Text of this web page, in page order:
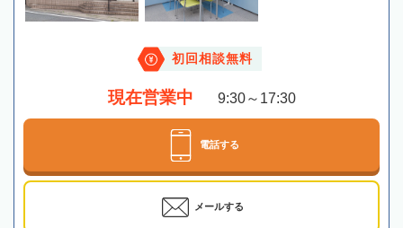
初回相談無料
現在営業中 9:30～17:30
電話する
メールする